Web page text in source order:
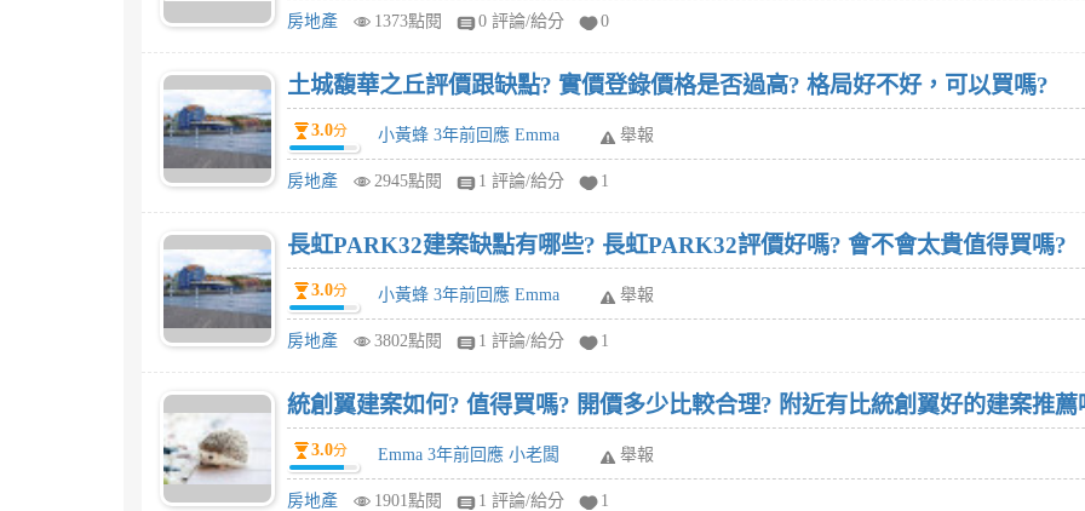
房地產 1373點閱 0 評論/給分 0
土城馥華之丘評價跟缺點? 實價登錄價格是否過高? 格局好不好，可以買嗎?
3.0分 小黃蜂 3年前回應 Emma 舉報
房地產 2945點閱 1 評論/給分 1
長虹PARK32建案缺點有哪些? 長虹PARK32評價好嗎? 會不會太貴值得買嗎?
3.0分 小黃蜂 3年前回應 Emma 舉報
房地產 3802點閱 1 評論/給分 1
統創翼建案如何? 值得買嗎? 開價多少比較合理? 附近有比統創翼好的建案推薦
3.0分 Emma 3年前回應 小老闆 舉報
房地產 1901點閱 1 評論/給分 1